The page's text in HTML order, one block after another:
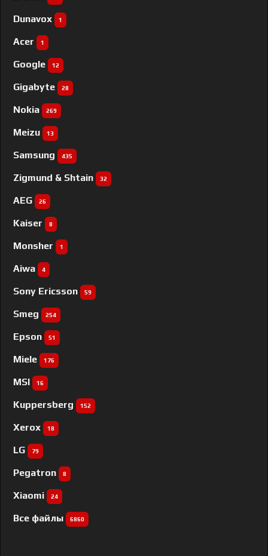
Dunavox 1
Acer 1
Google 12
Gigabyte 28
Nokia 269
Meizu 13
Samsung 435
Zigmund & Shtain 32
AEG 26
Kaiser 8
Monsher 1
Aiwa 4
Sony Ericsson 59
Smeg 254
Epson 51
Miele 176
MSI 16
Kuppersberg 152
Xerox 18
LG 79
Pegatron 8
Xiaomi 24
Все файлы 6860